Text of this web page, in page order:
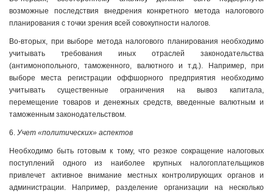
возможные последствия внедрения конкретного метода налогового
планирования с точки зрения всей совокупности налогов.
Во-вторых, при выборе метода налогового планирования необходимо
учитывать требования иных отраслей законодательства
(антимонопольного, таможенного, валютного и т.д.). Например, при
выборе места регистрации оффшорного предприятия необходимо
учитывать существенные ограничения на вывоз капитала,
перемещение товаров и денежных средств, введенные валютным и
таможенным законодательством.
6. Учет «политических» аспектов
Необходимо быть готовым к тому, что резкое сокращение налоговых
поступлений одного из наиболее крупных налогоплательщиков
привлечет активное внимание местных контролирующих органов и
администрации. Например, разделение организации на несколько